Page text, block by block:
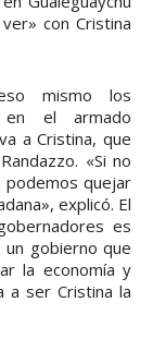
con Cristina
mismo los
en el armado
a Cristina, que
«Si no
podemos quejar
explicó. El
es
gobierno que
la economía y
a ser Cristina la